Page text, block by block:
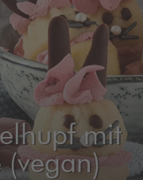
mit
(vegan)